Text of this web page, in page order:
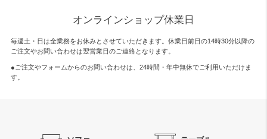
オンラインショップ休業日
毎週土・日は全業務をお休みとさせていただきます。休業日前日の14時30分以降の
ご注文やお問い合わせは翌営業日のご連絡となります。
●ご注文やフォームからのお問い合わせは、 24時間・年中無休でご利用いただけま
す。